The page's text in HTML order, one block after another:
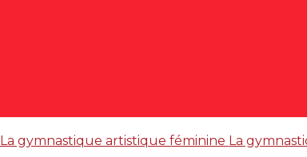
La gymnastique artistique féminine La